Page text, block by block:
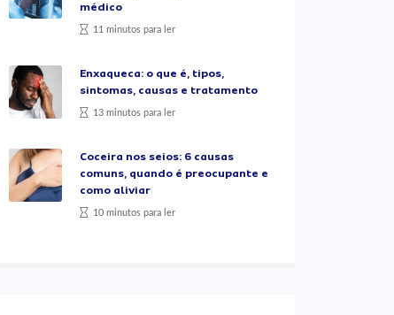
médico
11 minutos para ler
Enxaqueca: o que é, tipos,
sintomas, causas e tratamento
13 minutos para ler
Coceira nos seios: 6 causas
comuns, quando é preocupante e
como aliviar
10 minutos para ler